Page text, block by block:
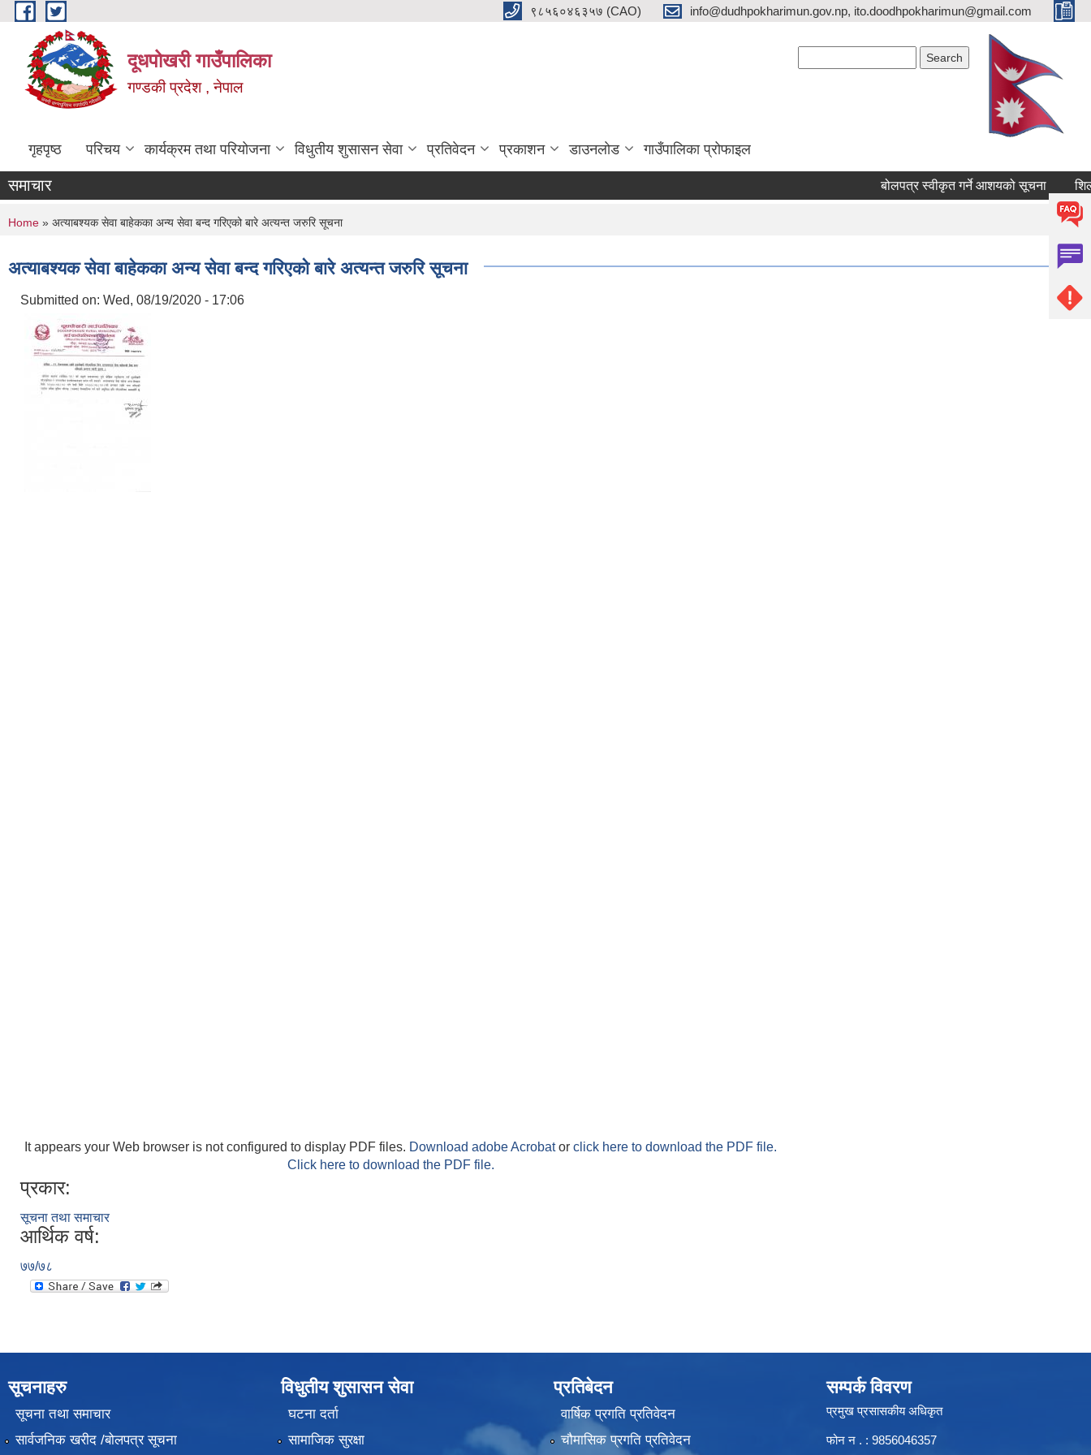
Skip to main content ९८५६०४६३५७ (CAO) info@dudhpokharimun.gov.np, ito.doodhpokharimun@gmail.com
दूधपोखरी गाउँपालिका
गण्डकी प्रदेश , नेपाल
गृहपृष्ठ परिचय कार्यक्रम तथा परियोजना विधुतीय शुसासन सेवा प्रतिवेदन प्रकाशन डाउनलाेड गाउँपालिका प्रोफाइल
समाचार बोलपत्र स्वीकृत गर्ने आशयको सूचना
You are here
Home » अत्याबश्यक सेवा बाहेकका अन्य सेवा बन्द गरिएको बारे अत्यन्त जरुरि सूचना
अत्याबश्यक सेवा बाहेकका अन्य सेवा बन्द गरिएको बारे अत्यन्त जरुरि सूचना
Submitted on: Wed, 08/19/2020 - 17:06
It appears your Web browser is not configured to display PDF files. Download adobe Acrobator click here to download the PDF file.
Click here to download the PDF file.
प्रकार:
सूचना तथा समाचार
आर्थिक वर्ष:
७७/७८
सूचनाहरु
सूचना तथा समाचार
सार्वजनिक खरीद /बोलपत्र सूचना
विधुतीय शुसासन सेवा
घटना दर्ता
सामाजिक सुरक्षा
प्रतिबेदन
वार्षिक प्रगति प्रतिवेदन
चौमासिक प्रगति प्रतिवेदन
सम्पर्क विवरण
प्रमुख प्रसासकीय अधिकृत
फोन न . : 9856046357